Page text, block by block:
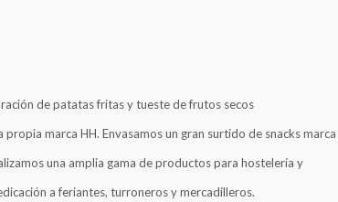
de patatas fritas y tueste de frutos secos
marca HH. Envasamos un gran surtido de snacks marca
una amplia gama de productos para hostelería y
a feriantes, turroneros y mercadilleros.